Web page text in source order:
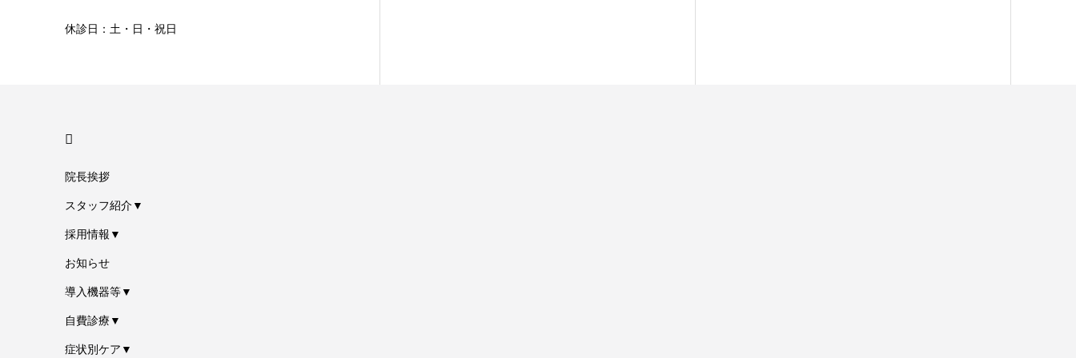
休診日：土・日・祝日
院長挨拶
スタッフ紹介▼
採用情報▼
お知らせ
導入機器等▼
自費診療▼
症状別ケア▼